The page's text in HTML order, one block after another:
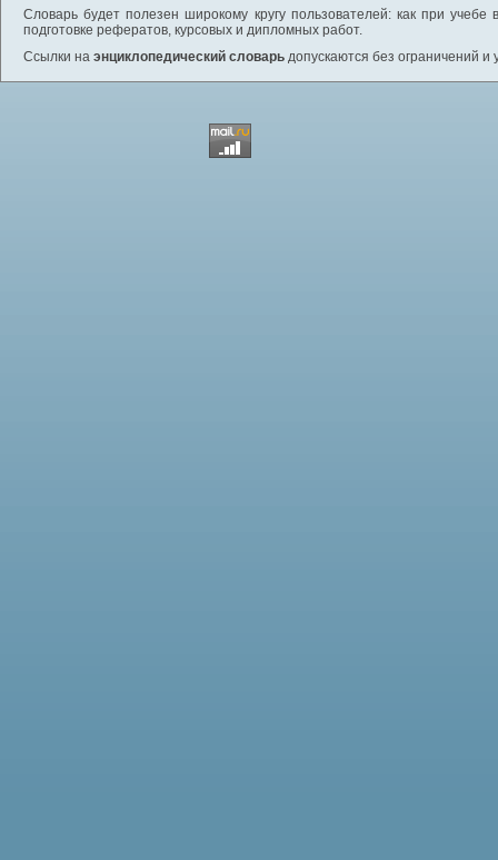
Словарь будет полезен широкому кругу пользователей: как при
подготовке рефератов, курсовых и дипломных работ.
Ссылки на энциклопедический словарь допускаются без ограничений и